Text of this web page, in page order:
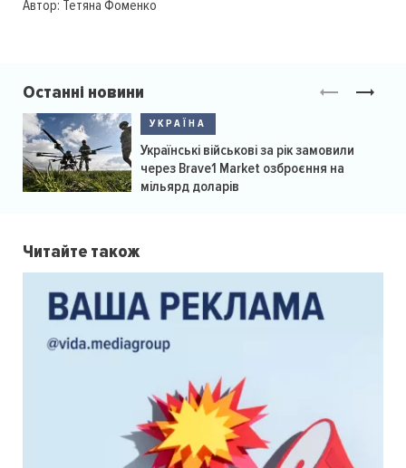
Автор: Тетяна Фоменко
Останні новини
УКРАЇНА
Українські військові за рік замовили
через Brave1 Market озброєння на
мільярд доларів
Читайте також